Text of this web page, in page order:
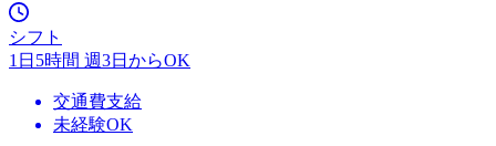
シフト
1日5時間 週3日からOK
交通費支給
未経験OK